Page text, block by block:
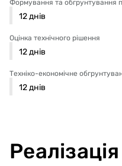
Формування та обгрунтування
12днів
Оцінка технічного рішення
12днів
Техніко-економічне
12днів